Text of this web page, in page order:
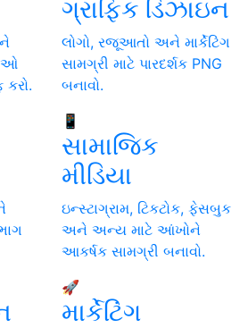
કરો.
ગ્રાફિક ડિઝાઇન
લોગો, રજૂઆતો અને માર્કેટિંગ
સામગ્રી માટે પારદર્શક PNG
બનાવો.
📱
સામાજિક
મીડિયા
ઇન્સ્ટાગ્રામ, ટિકટોક, ફેસબુક
અને અન્ય માટે આંખોને
આકર્ષક સામગ્રી બનાવો.
🚀
માર્કેટિંગ